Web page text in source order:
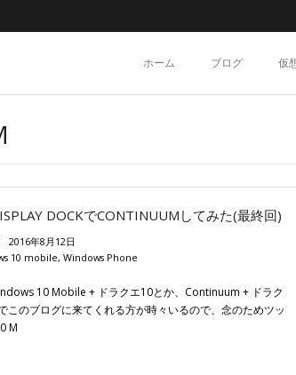
ホーム ブログ 仮
DOCKでCONTINUUMしてみた(最終回)
2016年8月12日
10 mobile,Windows Phone
10 Mobile + ドラクエ10とか、Continuum + ドラク
このブログに来てくれる方が時々いるので、念のためツッ
M